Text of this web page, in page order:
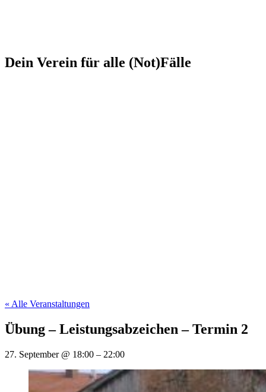
Dein Verein für alle (Not)Fälle
« Alle Veranstaltungen
Übung – Leistungsabzeichen – Termin 2
27. September @ 18:00 – 22:00